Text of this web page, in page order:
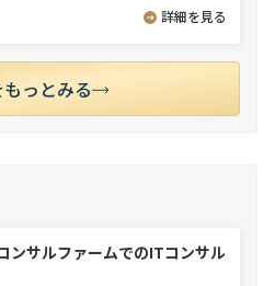
詳細を見る
っとみる
ンサルファームでのITコンサル